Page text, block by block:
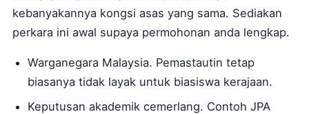
kebanyakannya kongsi asas yang sama. Sediakan
perkara ini awal supaya permohonan anda lengkap.
Warganegara Malaysia. Pemastautin tetap
biasanya tidak layak untuk biasiswa kerajaan.
Keputusan akademik cemerlang. Contoh JPA